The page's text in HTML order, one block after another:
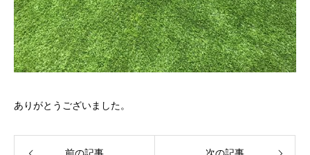
ありがとうございました。